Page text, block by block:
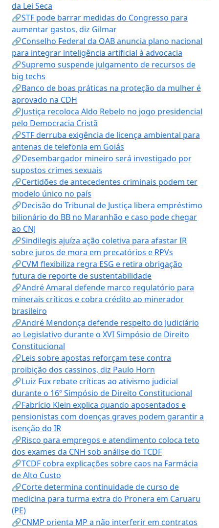
da Lei Seca
🔗STF pode barrar medidas do Congresso para
aumentar gastos, diz Gilmar
🔗Conselho Federal da OAB anuncia plano nacional
para integrar inteligência artificial à advocacia
🔗Supremo suspende julgamento de recursos de
big techs
🔗Banco de boas práticas na proteção da mulher é
aprovado na CDH
🔗Justiça recoloca Aldo Rebelo no jogo presidencial
pelo Democracia Cristã
🔗STF derruba exigência de licença ambiental para
antenas de telefonia em Goiás
🔗Desembargador mineiro será investigado por
supostos crimes sexuais
🔗Certidões de antecedentes criminais podem ter
modelo único no país
🔗Decisão do Tribunal de Justiça libera empréstimo
bilionário do BB no Maranhão e caso pode chegar
ao CNJ
🔗Sindilegis ajuíza ação coletiva para afastar IR
sobre juros de mora em precatórios e RPVs
🔗CVM flexibiliza regra ESG e retira obrigação
futura de reporte de sustentabilidade
🔗André Amaral defende marco regulatório para
minerais críticos e cobra crédito ao minerador
brasileiro
🔗André Mendonça defende respeito do Judiciário
ao Legislativo durante o XVI Simpósio de Direito
Constitucional
🔗Leis sobre apostas reforçam tese contra
proibição dos cassinos, diz Paulo Horn
🔗Luiz Fux rebate críticas ao ativismo judicial
durante o 16º Simpósio de Direito Constitucional
🔗Fabrício Klein explica quando aposentados e
pensionistas com doenças graves podem garantir a
isenção do IR
🔗Risco para empregos e atendimento coloca teto
dos exames da CNH sob análise do TCDF
🔗TCDF cobra explicações sobre caos na Farmácia
de Alto Custo
🔗Corte determina continuidade de curso de
medicina para turma extra do Pronera em Caruaru
(PE)
🔗CNMP orienta MP a não interferir em contratos